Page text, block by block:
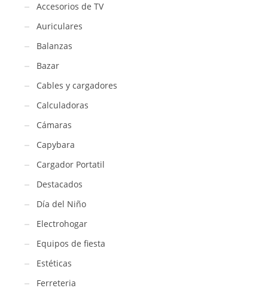
Accesorios de TV
Auriculares
Balanzas
Bazar
Cables y cargadores
Calculadoras
Cámaras
Capybara
Cargador Portatil
Destacados
Día del Niño
Electrohogar
Equipos de fiesta
Estéticas
Ferreteria